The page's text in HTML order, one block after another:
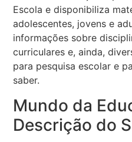
Escola e disponibiliza
adolescentes, jovens e
informações sobre
curriculares e, ainda,
para pesquisa escolar e
saber.
Mundo da
Descrição do